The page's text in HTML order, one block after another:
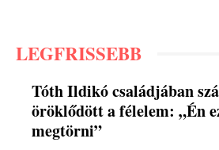
LEGFRISSEBB
Tóth Ildikó családjában
öröklődött a félelem: „Én
megtörni”